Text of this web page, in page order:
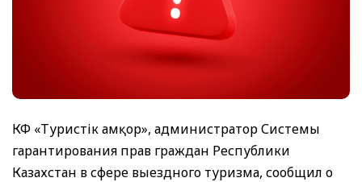
КФ «Туристік Қамқор», администратор Системы
гарантирования прав граждан Республики
Казахстан в сфере выездного туризма, сообщил о